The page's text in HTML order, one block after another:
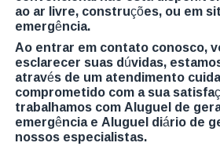
ao ar livre, construções, ou em
emergência.
Ao entrar em contato conosco,
esclarecer suas dúvidas,
através de um atendimento
comprometido com a sua
trabalhamos com Aluguel de
emergência e Aluguel diário de
nossos especialistas.